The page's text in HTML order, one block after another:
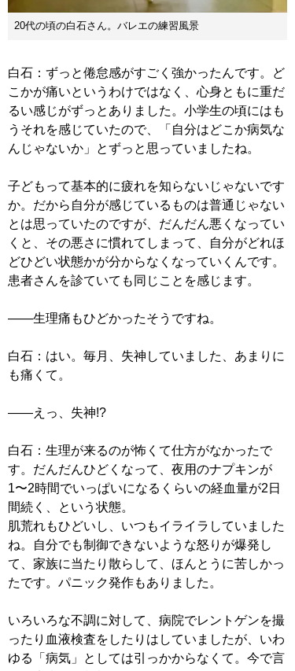
20代の頃の白石さん。バレエの練習風景
白石：ずっと倦怠感がすごく強かったんです。ど
こかが痛いというわけではなく、心身ともに重だ
るい感じがずっとありました。小学生の頃にはも
うそれを感じていたので、「自分はどこか病気な
んじゃないか」とずっと思っていましたね。
子どもって基本的に疲れを知らないじゃないです
か。だから自分が感じているものは普通じゃない
とは思っていたのですが、だんだん悪くなってい
くと、その悪さに慣れてしまって、自分がどれほ
どひどい状態かが分からなくなっていくんです。
患者さんを診ていても同じことを感じます。
――生理痛もひどかったそうですね。
白石：はい。毎月、失神していました、あまりに
も痛くて。
――えっ、失神!?
白石：生理が来るのが怖くて仕方がなかったで
す。だんだんひどくなって、夜用のナプキンが
1〜2時間でいっぱいになるくらいの経血量が2日
間続く、という状態。
肌荒れもひどいし、いつもイライラしていました
ね。自分でも制御できないような怒りが爆発し
て、家族に当たり散らして、ほんとうに苦しかっ
たです。パニック発作もありました。
いろいろな不調に対して、病院でレントゲンを撮
ったり血液検査をしたりはしていましたが、いわ
ゆる「病気」としては引っかからなくて。今で言